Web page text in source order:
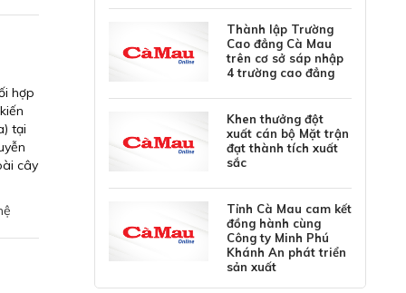
hợp
tại
cây
Thành lập Trường
Cao đẳng Cà Mau
trên cơ sở sáp nhập
4 trường cao đẳng
Khen thưởng đột
xuất cán bộ Mặt trận
đạt thành tích xuất
sắc
Tỉnh Cà Mau cam kết
đồng hành cùng
Công ty Minh Phú
Khánh An phát triển
sản xuất